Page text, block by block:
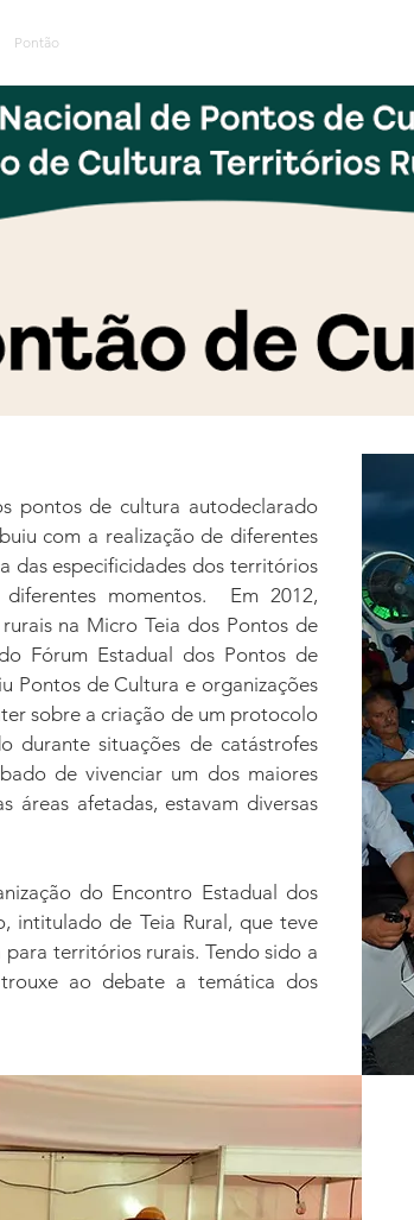
Pontão
pontos de cultura autodeclarado
com a realização de diferentes
das especificidades dos territórios
momentos. Em 2012,
na Micro Teia dos Pontos de
Fórum Estadual dos Pontos de
Pontos de Cultura e organizações
sobre a criação de um protocolo
durante situações de catástrofes
de vivenciar um dos maiores
áreas afetadas, estavam diversas
do Encontro Estadual dos
intitulado de Teia Rural, que teve
territórios rurais. Tendo sido a
ao debate a temática dos